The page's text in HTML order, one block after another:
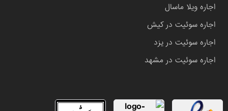
اجاره ویلا ماسال
اجاره سوئیت در کیش
اجاره سوئیت در یزد
اجاره سوئیت در مشهد